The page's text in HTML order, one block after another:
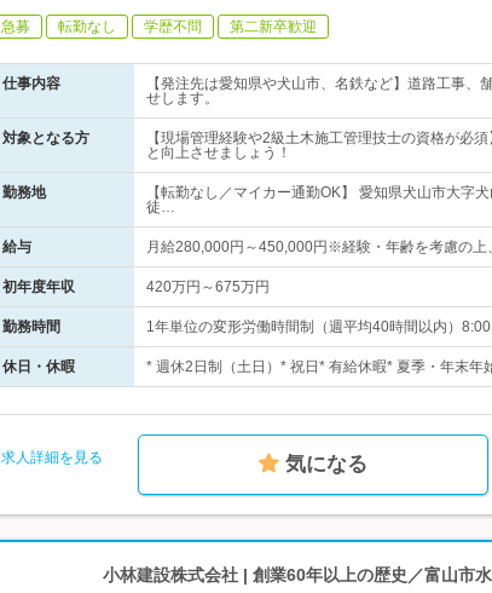
急募 転勤なし 学歴不問 第二新卒歓迎
仕事内容
【発注先は愛知県や犬山市、名鉄など】道路工事
せします。
対象となる方
【現場管理経験や2級土木施工管理技士の資格が必
と向上させましょう！
勤務地
【転勤なし／マイカー通勤OK】 愛知県犬山市大字
徒…
給与 月給280,000円～450,000円※経験・年齢を考慮の上
初年度年収 420万円～675万円
勤務時間 1年単位の変形労働時間制（週平均40時間以内）
休日・休暇 * 週休2日制（土日）* 祝日* 有給休暇* 夏季・年末
求人詳細を見る 気になる
小林建設株式会社 | 創業60年以上の歴史／富山市